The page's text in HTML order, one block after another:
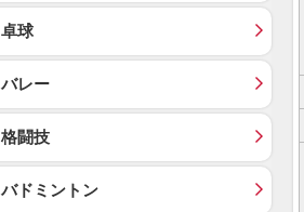
卓球
バレー
格闘技
バドミントン